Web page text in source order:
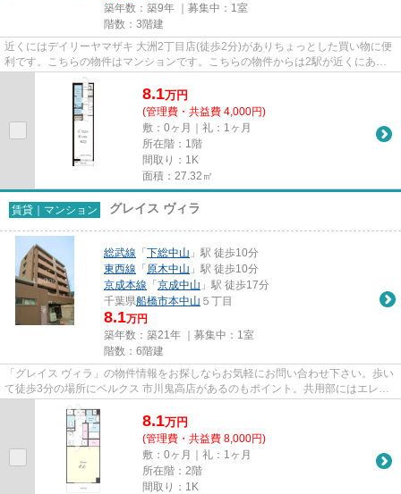
築年数：築9年 ｜募集中： 1室
階数：3階建
近くにはデイリーヤマザキ 大洲2丁目店(徒歩2分)がありちょっとした買い物に便
利です。こちらの物件はマンションです。こちらの物件からは2駅が近くにあ
り、移動範囲も広がります。こ...
8.1万円
(管理費・共益費 4,000円)
敷：0ヶ月｜礼：1ヶ月
所在階：1階
間取り：1K
面積：27.32㎡
賃貸｜マンション グレイス ヴィラ
総武線 「 下総中山 」駅 徒歩10分
東西線 「 原木中山 」駅 徒歩10分
京成本線 「 京成中山 」駅 徒歩17分
千葉県船橋市本中山 ５丁目
8.1万円
築年数：築21年 ｜募集中： 1室
階数：6階建
「グレイス ヴィラ」の物件情報をお探しならお気軽にお問い合わせ下さい。歩い
て徒歩3分の場所にベルクス 市川鬼高店があるのもポイント。共用部にはエレベ
8.1万円
(管理費・共益費 8,000円)
敷：0ヶ月｜礼：1ヶ月
所在階：2階
間取り：1K